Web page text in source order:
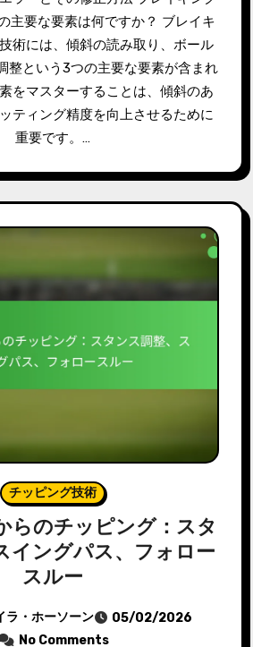
主要な要素は何ですか？ ブレイキ
術には、傾斜の読み取り、ボール
整という3つの主要な要素が含まれ
をマスターすることは、傾斜のあ
ティング精度を向上させるために
重要です。…
チッピング技術
らのチッピング：スタ
イングパス、フォロー
スルー
ラ・ホーソーン
05/02/2026
No Comments